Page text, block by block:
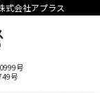
式会社アプラス
号
号